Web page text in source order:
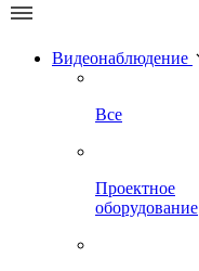
Видеонаблюдение
Все
Проектное
оборудование